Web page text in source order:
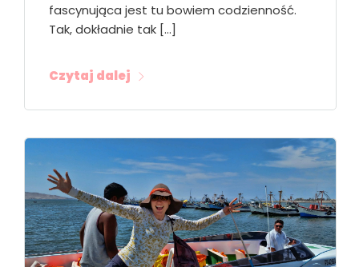
fascynująca jest tu bowiem codzienność.
Tak, dokładnie tak […]
Czytaj dalej